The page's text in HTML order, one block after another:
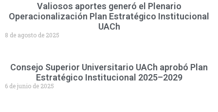
Valiosos aportes generó el Plenario
Operacionalización Plan Estratégico Institucional
UACh
8 de agosto de 2025
Consejo Superior Universitario UACh aprobó Plan
Estratégico Institucional 2025–2029
6 de junio de 2025